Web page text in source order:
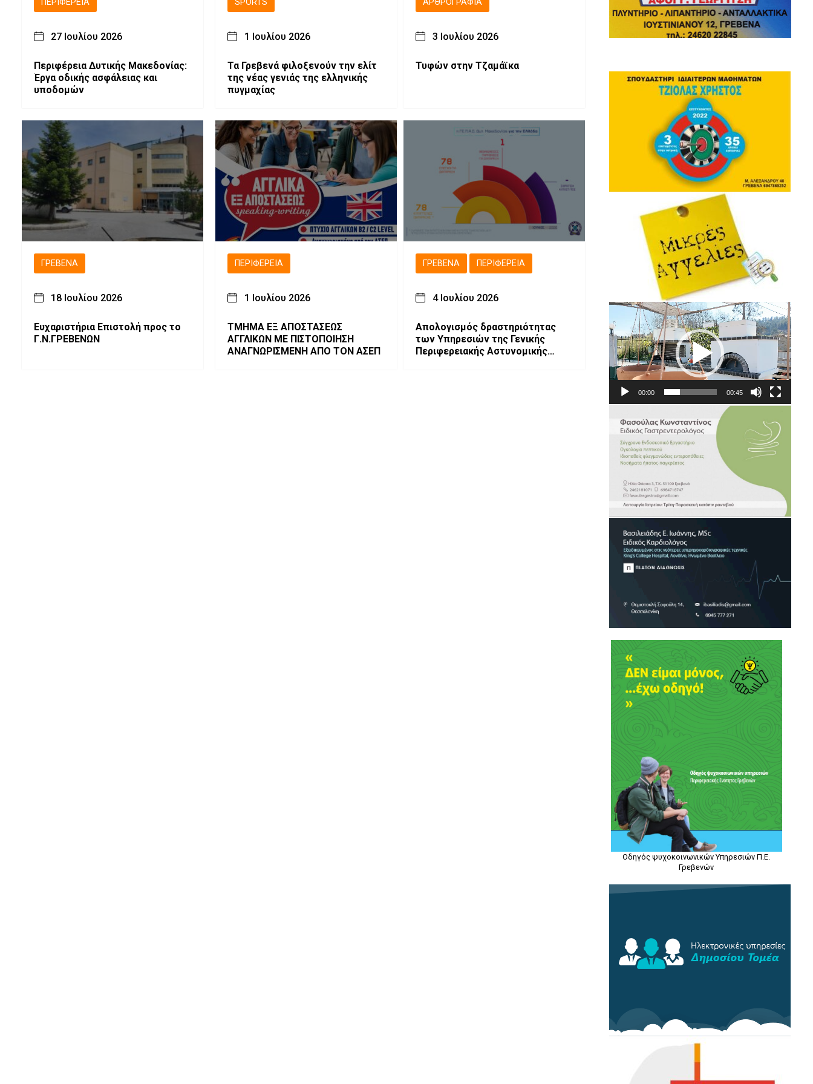
27 Ιουλίου 2026
Περιφέρεια Δυτικής Μακεδονίας:
Έργα οδικής ασφάλειας και
υποδομών
1 Ιουλίου 2026
Τα Γρεβενά φιλοξενούν την ελίτ
της νέας γενιάς της ελληνικής
πυγμαχίας
3 Ιουλίου 2026
Τυφών στην Τζαμάϊκα
ΓΡΕΒΕΝΆ
18 Ιουλίου 2026
Ευχαριστήρια Επιστολή προς το
Γ.Ν.ΓΡΕΒΕΝΩΝ
ΠΕΡΙΦΈΡΕΙΑ
1 Ιουλίου 2026
ΤΜΗΜΑ ΕΞ ΑΠΟΣΤΑΣΕΩΣ
ΑΓΓΛΙΚΩΝ ΜΕ ΠΙΣΤΟΠΟΙΗΣΗ
ΑΝΑΓΝΩΡΙΣΜΕΝΗ ΑΠΟ ΤΟΝ ΑΣΕΠ
ΓΡΕΒΕΝΆ ΠΕΡΙΦΈΡΕΙΑ
4 Ιουλίου 2026
Απολογισμός δραστηριότητας
των Υπηρεσιών της Γενικής
Περιφερειακής Αστυνομικής
Πρόγραμμα
Αναπαραγωγής
Βίντεο
00:00 00:45
Οδηγός ψυχοκοινωνικών Υπηρεσιών Π.Ε.
Γρεβενών